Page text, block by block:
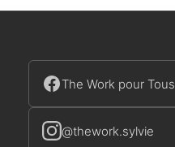
The Work pour Tous
@thework.sylvie